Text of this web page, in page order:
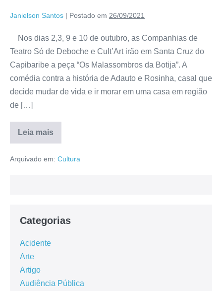
Janielson Santos | Postado em 26/09/2021
Nos dias 2,3, 9 e 10 de outubro, as Companhias de
Teatro Só de Deboche e Cult’Art irão em Santa Cruz do
Capibaribe a peça “Os Malassombros da Botija”. A
comédia contra a história de Adauto e Rosinha, casal que
decide mudar de vida e ir morar em uma casa em região
de […]
Leia mais
Arquivado em: Cultura
Categorias
Acidente
Arte
Artigo
Audiência Pública